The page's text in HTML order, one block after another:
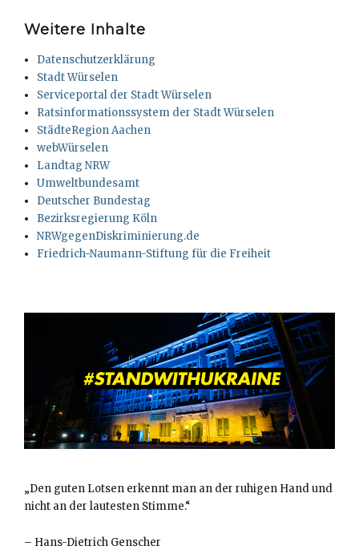
Weitere Inhalte
Datenschutzerklärung
Stadt Würselen
Serviceportal der Stadt Würselen
Ratsinformationssystem der Stadt Würselen
StädteRegion Aachen
webWürselen
Landtag NRW
Umweltbundesamt
Deutscher Bundestag
Bezirksregierung Köln
NRWgegenDiskriminierung.de
Friedrich-Naumann-Stiftung für die Freiheit
„Den guten Lotsen erkennt man an der ruhigen Hand und
nicht an der lautesten Stimme.“
– Hans-Dietrich Genscher